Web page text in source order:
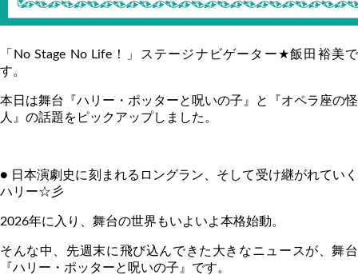
「 No Stage No Life！」ステージナビゲーター★飯田裕美で
す。
本日は舞台『ハリー・ポッターと呪いの子』と『オペラ座の怪
人』の話題をピックアップしました。
● 日本演劇史に刻まれるロングラン、そして受け継がれていく
ハリー☆彡
2026年に入り、舞台の世界もいよいよ本格始動。
そんな中、先週末に飛び込んできた大きなニュースが、舞台
『ハリー・ポッターと呪いの子』です。